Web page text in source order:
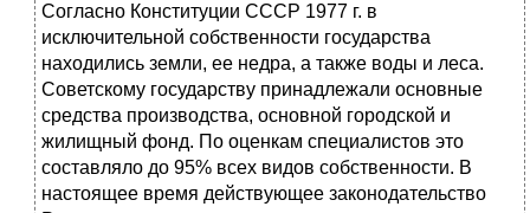
Согласно Конституции СССР 1977 г. в
исключительной собственности государства
находились земли, ее недра, а также воды и леса.
Советскому государству принадлежали основные
средства производства, основной городской и
жилищный фонд. По оценкам специалистов это
составляло до 95% всех видов собственности. В
настоящее время действующее законодательство